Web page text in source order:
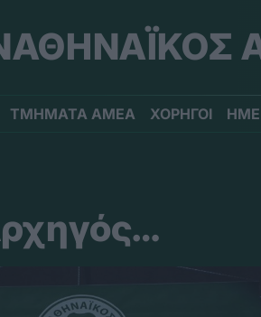
ΤΜΗΜΑΤΑ ΑΜΕΑ ΧΟΡΗΓΟΙ